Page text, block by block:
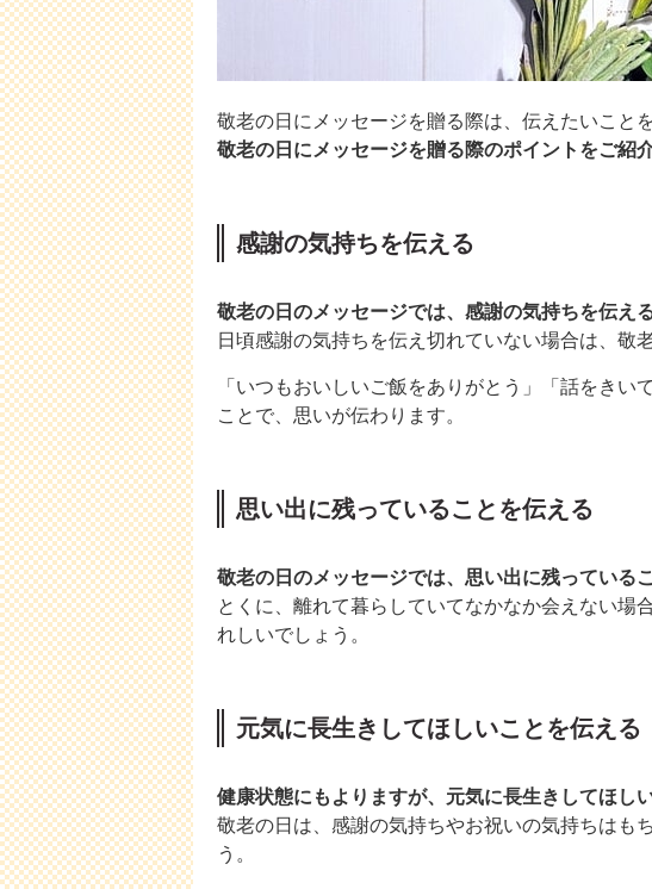
敬老の日にメッセージを贈る際は、伝えたいこと
敬老の日にメッセージを贈る際のポイントをご紹介
感謝の気持ちを伝える
敬老の日のメッセージでは、感謝の気持ちを伝え
日頃感謝の気持ちを伝え切れていない場合は、敬
「いつもおいしいご飯をありがとう」「話をきい
ことで、思いが伝わります。
思い出に残っていることを伝える
敬老の日のメッセージでは、思い出に残っている
とくに、離れて暮らしていてなかなか会えない場
れしいでしょう。
元気に長生きしてほしいことを伝える
健康状態にもよりますが、元気に長生きしてほし
敬老の日は、感謝の気持ちやお祝いの気持ちはも
う。